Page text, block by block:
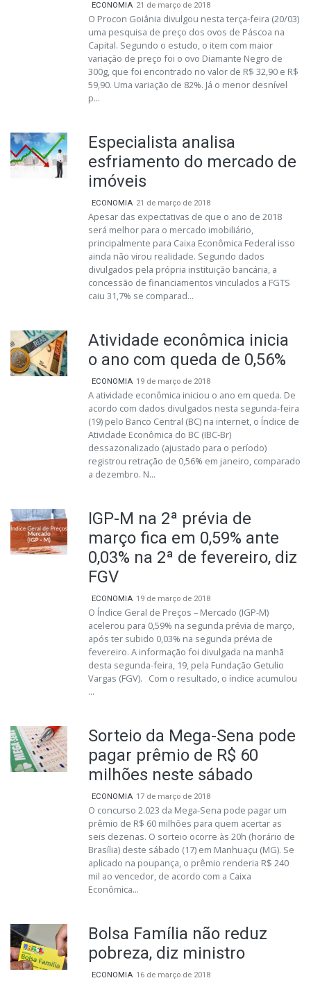
ECONOMIA 21 de março de 2018
O Procon Goiânia divulgou nesta terça-feira (20/03)
uma pesquisa de preço dos ovos de Páscoa na
Capital. Segundo o estudo, o item com maior
variação de preço foi o ovo Diamante Negro de
300g, que foi encontrado no valor de R$ 32,90 e R$
59,90. Uma variação de 82%. Já o menor desnível
p...
Especialista analisa
esfriamento do mercado de
imóveis
ECONOMIA 21 de março de 2018
Apesar das expectativas de que o ano de 2018
será melhor para o mercado imobiliário,
principalmente para Caixa Econômica Federal isso
ainda não virou realidade. Segundo dados
divulgados pela própria instituição bancária, a
concessão de financiamentos vinculados a FGTS
caiu 31,7% se comparad...
Atividade econômica inicia
o ano com queda de 0,56%
ECONOMIA 19 de março de 2018
A atividade econômica iniciou o ano em queda. De
acordo com dados divulgados nesta segunda-feira
(19) pelo Banco Central (BC) na internet, o Índice de
Atividade Econômica do BC (IBC-Br)
dessazonalizado (ajustado para o período)
registrou retração de 0,56% em janeiro, comparado
a dezembro. N...
IGP-M na 2ª prévia de
março fica em 0,59% ante
0,03% na 2ª de fevereiro, diz
FGV
ECONOMIA 19 de março de 2018
O Índice Geral de Preços – Mercado (IGP-M)
acelerou para 0,59% na segunda prévia de março,
após ter subido 0,03% na segunda prévia de
fevereiro. A informação foi divulgada na manhã
desta segunda-feira, 19, pela Fundação Getulio
Vargas (FGV). Com o resultado, o índice acumulou
...
Sorteio da Mega-Sena pode
pagar prêmio de R$ 60
milhões neste sábado
ECONOMIA 17 de março de 2018
O concurso 2.023 da Mega-Sena pode pagar um
prêmio de R$ 60 milhões para quem acertar as
seis dezenas. O sorteio ocorre às 20h (horário de
Brasília) deste sábado (17) em Manhuaçu (MG). Se
aplicado na poupança, o prêmio renderia R$ 240
mil ao vencedor, de acordo com a Caixa
Econômica...
Bolsa Família não reduz
pobreza, diz ministro
ECONOMIA 16 de março de 2018